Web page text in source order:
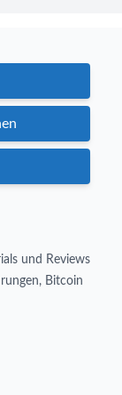
und Reviews
Bitcoin